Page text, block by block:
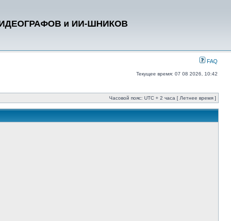
и ИИ-ШНИКОВ
FAQ
Текущее время: 07 08 2026, 10:42
Часовой пояс: UTC + 2 часа [ Летнее время ]